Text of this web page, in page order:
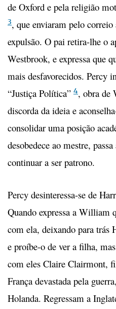
de Oxford e pela religião
3, que enviaram pelo
expulsão. O pai retira-lhe o
Westbrook, e expressa que
mais desfavorecidos. Percy
“Justiça Política” 4, obra de
discorda da ideia e
consolidar uma posição
desobedece ao mestre,
continuar a ser patrono.
Percy desinteressa-se de
Quando expressa a William
com ela, deixando para trás
e proíbe-o de ver a filha,
com eles Claire Clairmont,
França devastada pela
Holanda. Regressam a